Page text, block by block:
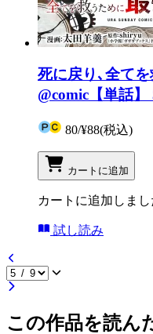
死に戻り､全て
@comic【単話】
80/¥88(税込)
カートに追加
カートに追加しまし
試し読み
この作品を読ん